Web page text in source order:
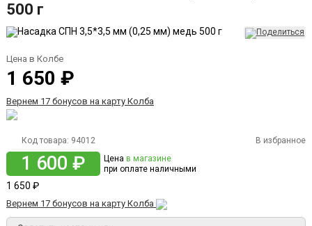
500 г
Цена в Колбе
1 650 ₽
Вернем 17 бонусов на карту Колба
Код товара: 94012 В избранное
1 600 ₽ Цена в магазине
при оплате наличными
1 650 ₽
Вернем 17 бонусов на карту Колба